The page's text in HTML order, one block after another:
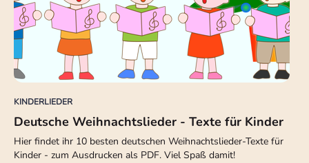
KINDERLIEDER
Deutsche Weihnachtslieder - Texte für Kinder
Hier findet ihr 10 besten deutschen Weihnachtslieder-Texte für
Kinder - zum Ausdrucken als PDF. Viel Spaß damit!